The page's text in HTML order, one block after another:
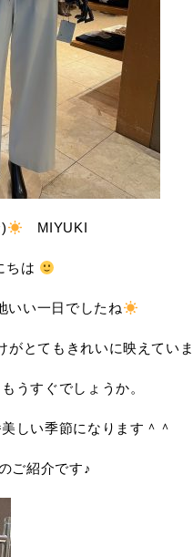
MIYUKI
ちは
いい一日でしたね
とてもきれいに映えていま
うすぐでしょうか。
しい季節になります＾＾
ご紹介です♪